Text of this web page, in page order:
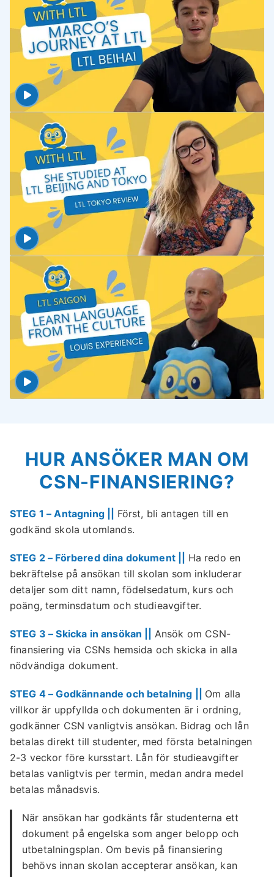
HUR ANSÖKER MAN OM
CSN-FINANSIERING?
STEG 1 – Antagning ||
Först, bli antagen till en
godkänd skola utomlands.
STEG 2 – Förbered dina dokument || Ha redo en
bekräftelse på ansökan till skolan som inkluderar
detaljer som ditt namn, födelsedatum, kurs och
poäng, terminsdatum och studieavgifter.
STEG 3 – Skicka in ansökan || Ansök om CSN-
finansiering via CSNs hemsida och skicka in alla
nödvändiga dokument.
STEG 4 – Godkännande och betalning || Om alla
villkor är uppfyllda och dokumenten är i ordning,
godkänner CSN vanligtvis ansökan. Bidrag och lån
betalas direkt till studenter, med första betalningen
2-3 veckor före kursstart. Lån för studieavgifter
betalas vanligtvis per termin, medan andra medel
betalas månadsvis.
När ansökan har godkänts får studenterna ett
dokument på engelska som anger belopp och
utbetalningsplan. Om bevis på finansiering
behövs innan skolan accepterar ansökan, kan